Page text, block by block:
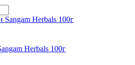
Herbals 100г